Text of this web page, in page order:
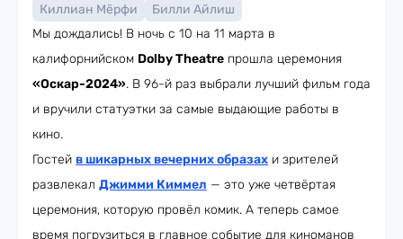
Киллиан Мёрфи
Билли Айлиш
Мы дождались! В ночь с 10 на 11 марта в
калифорнийском Dolby Theatre прошла церемония
«Оскар-2024». В 96-й раз выбрали лучший фильм года
и вручили статуэтки за самые выдающие работы в
кино.
Гостей в шикарных вечерних образах и зрителей
развлекал Джимми Киммел — это уже четвёртая
церемония, которую провёл комик. А теперь самое
время погрузиться в главное событие для киноманов